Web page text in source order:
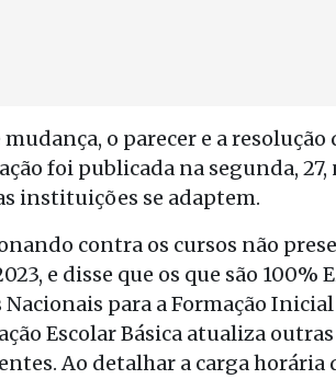
o parecer e a
foi publicada na segunda,
instituições se adaptem.
contra os cursos não
e disse que os que são
para a Formação
Escolar Básica atualiza
Ao detalhar a carga